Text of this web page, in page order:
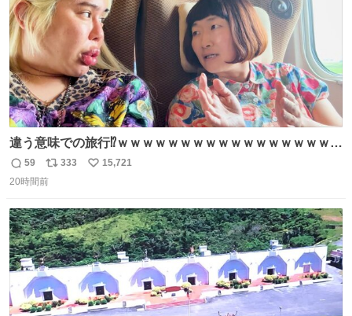
違う意味での旅行⁉️ｗｗｗｗｗｗｗｗｗｗｗｗｗｗｗｗｗｗ
ｗ
返
信
59
リ
ポ
ト
数
333
い
数
15,721
20時間前